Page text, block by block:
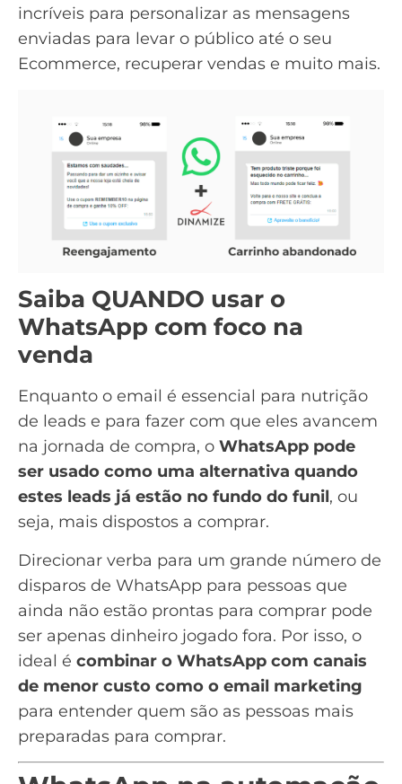
incríveis para personalizar as mensagens
enviadas para levar o público até o seu
Ecommerce, recuperar vendas e muito mais.
Saiba QUANDO usar o
WhatsApp com foco na
venda
Enquanto o email é essencial para nutrição
de leads e para fazer com que eles avancem
na jornada de compra, o WhatsApp pode
ser usado como uma alternativa quando
estes leads já estão no fundo do funil, ou
seja, mais dispostos a comprar.
Direcionar verba para um grande número de
disparos de WhatsApp para pessoas que
ainda não estão prontas para comprar pode
ser apenas dinheiro jogado fora. Por isso, o
ideal é combinar o WhatsApp com canais
de menor custo como o email marketing
para entender quem são as pessoas mais
preparadas para comprar.